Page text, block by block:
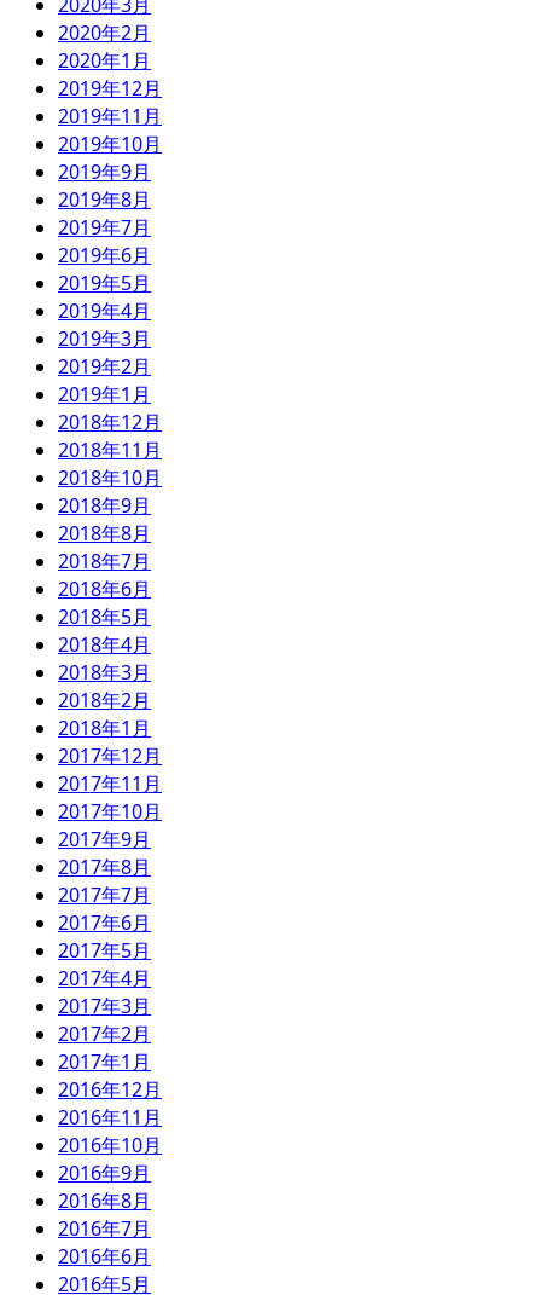
2020年2月
2020年1月
2019年12月
2019年11月
2019年10月
2019年9月
2019年8月
2019年7月
2019年6月
2019年5月
2019年4月
2019年3月
2019年2月
2019年1月
2018年12月
2018年11月
2018年10月
2018年9月
2018年8月
2018年7月
2018年6月
2018年5月
2018年4月
2018年3月
2018年2月
2018年1月
2017年12月
2017年11月
2017年10月
2017年9月
2017年8月
2017年7月
2017年6月
2017年5月
2017年4月
2017年3月
2017年2月
2017年1月
2016年12月
2016年11月
2016年10月
2016年9月
2016年8月
2016年7月
2016年6月
2016年5月